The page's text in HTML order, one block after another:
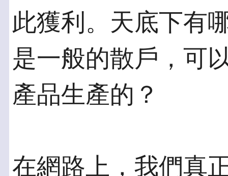
此獲利。天底下有
是一般的散戶，可
產品生產的？
在網路上，我們真